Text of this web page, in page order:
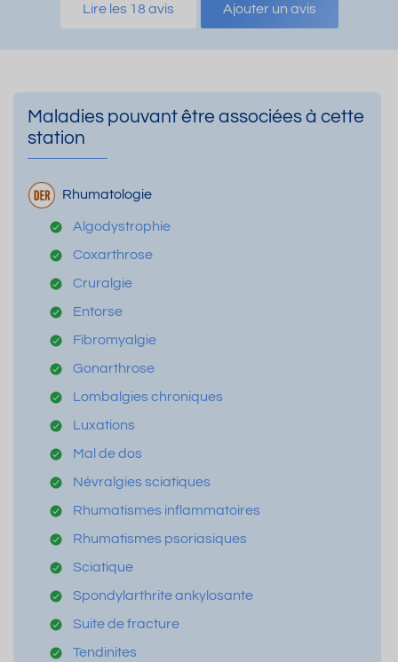
Lire les 18 avis Ajouter un avis
Maladies pouvant être associées à cette
station
Rhumatologie
Algodystrophie
Coxarthrose
Cruralgie
Entorse
Fibromyalgie
Gonarthrose
Lombalgies chroniques
Luxations
Mal de dos
Névralgies sciatiques
Rhumatismes inflammatoires
Rhumatismes psoriasiques
Sciatique
Spondylarthrite ankylosante
Suite de fracture
Tendinites